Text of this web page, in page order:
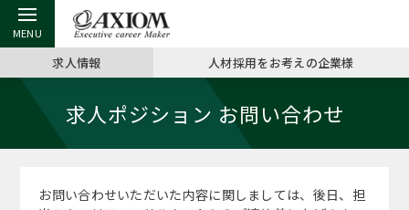
戻る
アクシアムの特長 ミッシ
コンサ
サービス案内
お申し
キャリ
戻る
キャリア支援 TOP
キャリアデザイン講座
キャリ
MBAの
MBA留
日本か
戻る
転職ツール TOP
英文レジュメの書き方
英文レ
パワー
戻る
転職コラム TOP
“展”職相談室
戻る
イベント・セミナー TOP
ジョブフェア
戻る
会社概要 TOP
沿革
求人情報 人材採用をお考えの企業様
求人ポジション お問い合わせ
お問い合わせいただいた内容に関しましては、後日、担